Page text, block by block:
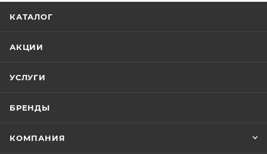
КАТАЛОГ
АКЦИИ
УСЛУГИ
БРЕНДЫ
КОМПАНИЯ